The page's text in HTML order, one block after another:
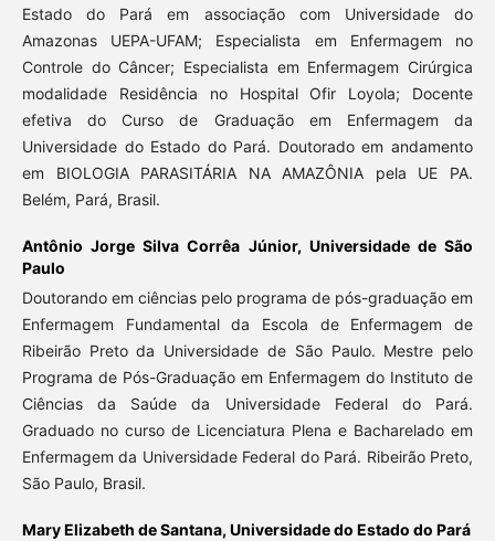
Estado do Pará em associação com Universidade do
Amazonas UEPA-UFAM; Especialista em Enfermagem no
Controle do Câncer; Especialista em Enfermagem Cirúrgica
modalidade Residência no Hospital Ofir Loyola; Docente
efetiva do Curso de Graduação em Enfermagem da
Universidade do Estado do Pará. Doutorado em andamento
em BIOLOGIA PARASITÁRIA NA AMAZÔNIA pela UE PA.
Belém, Pará, Brasil.
Antônio Jorge Silva Corrêa Júnior, Universidade de São
Paulo
Doutorando em ciências pelo programa de pós-graduação em
Enfermagem Fundamental da Escola de Enfermagem de
Ribeirão Preto da Universidade de São Paulo. Mestre pelo
Programa de Pós-Graduação em Enfermagem do Instituto de
Ciências da Saúde da Universidade Federal do Pará.
Graduado no curso de Licenciatura Plena e Bacharelado em
Enfermagem da Universidade Federal do Pará. Ribeirão Preto,
São Paulo, Brasil.
Mary Elizabeth de Santana, Universidade do Estado do Pará